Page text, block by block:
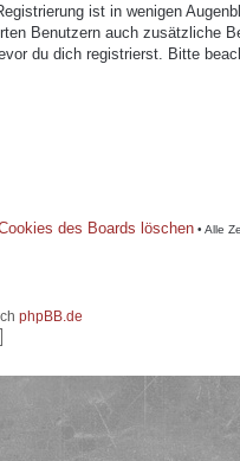
ist in wenigen
Benutzern auch zusätzliche
du dich registrierst. Bitte
des Boards löschen • Alle
phpBB.de